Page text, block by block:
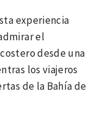
experiencia
el
desde una
los viajeros
de la Bahía de